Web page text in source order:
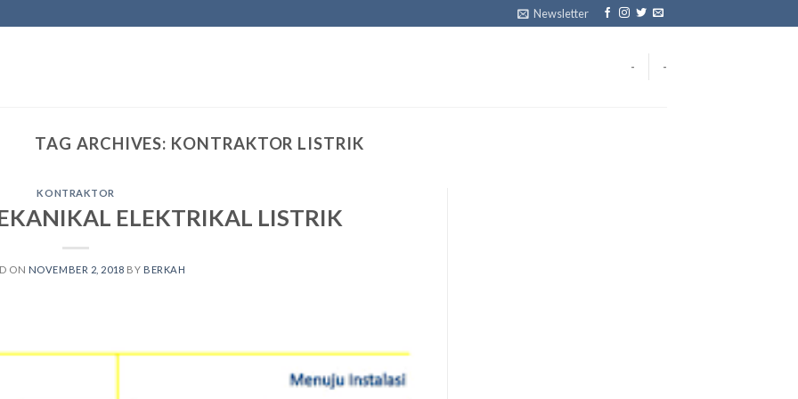
Newsletter
- -
TAG ARCHIVES: KONTRAKTOR LISTRIK
KONTRAKTOR
ELEKTRIKAL LISTRIK
ON NOVEMBER 2, 2018 BY BERKAH